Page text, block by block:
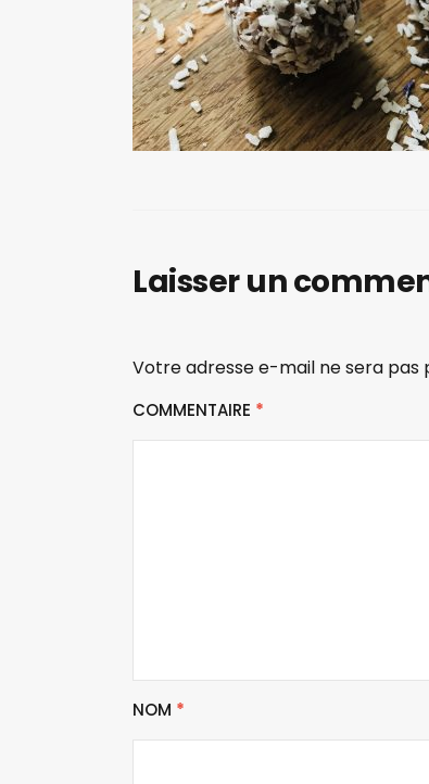
Laisser un
Votre adresse e-mail ne sera pas
COMMENTAIRE *
NOM *